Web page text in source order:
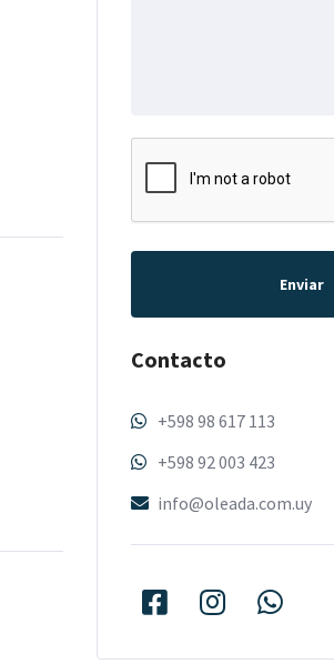
Enviar
Contacto
+598 98 617 113
+598 92 003 423
info@oleada.com.uy